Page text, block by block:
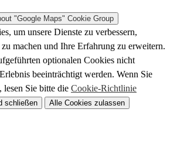
"Google Maps" Cookie Group
um unsere Dienste zu verbessern,
machen und Ihre Erfahrung zu erweitern.
optionalen Cookies nicht
beeinträchtigt werden. Wenn Sie
lesen Sie bitte die Cookie-Richtlinie
schließen Alle Cookies zulassen